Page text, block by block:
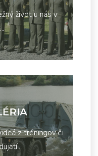
život u nás v
z tréningov či